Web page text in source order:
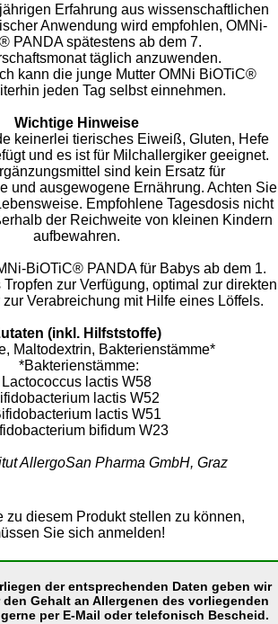
Erfahrung aus wissenschaftlichen
Anwendung wird empfohlen, OMNi-
PANDA spätestens ab dem 7.
täglich anzuwenden.
kann die junge Mutter OMNi BiOTiC®
jeden Tag selbst einnehmen.
Wichtige Hinweise
keinerlei tierisches Eiweiß, Gluten, Hefe
und es ist für Milchallergiker geeignet.
sind kein Ersatz für
und ausgewogene Ernährung. Achten Sie
Empfohlene Tagesdosis nicht
der Reichweite von kleinen Kindern
aufbewahren.
BiOTiC® PANDA für Babys ab dem 1.
Tropfen zur Verfügung, optimal zur direkten
Verabreichung mit Hilfe eines Löffels.
(inkl. Hilfststoffe)
Maltodextrin, Bakterienstämme*
*Bakterienstämme:
Lactococcus lactis W58
lactis W52
lactis W51
bifidum W23
AllergoSan Pharma GmbH, Graz
zu diesem Produkt stellen zu können,
Sie sich anmelden!
der entsprechenden Daten geben wir
den Gehalt an Allergenen des vorliegenden
per E-Mail oder telefonisch Bescheid.